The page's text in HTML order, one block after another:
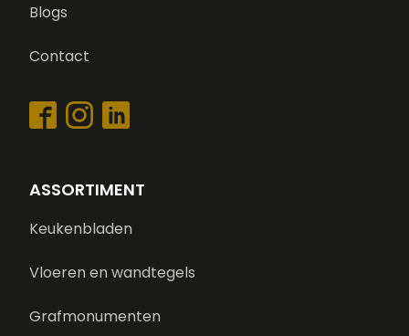
Blogs
Contact
ASSORTIMENT
Keukenbladen
Vloeren en wandtegels
Grafmonumenten